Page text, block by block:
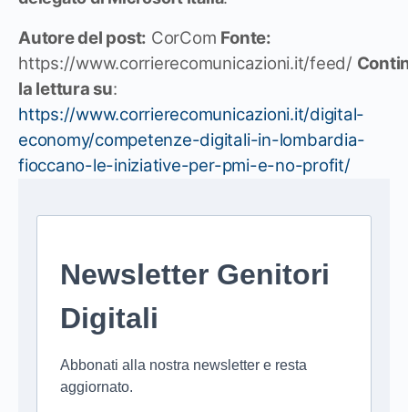
Autore del post: CorCom Fonte:
https://www.corrierecomunicazioni.it/feed/
la lettura su:
https://www.corrierecomunicazioni.it/digital-
economy/competenze-digitali-in-lombardia-
fioccano-le-iniziative-per-pmi-e-no-profit/